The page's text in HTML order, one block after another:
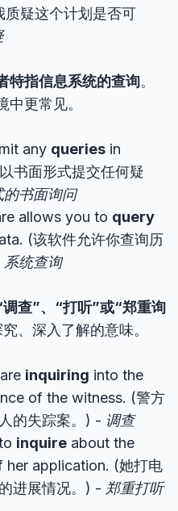
疑这个计划是否可
特指信息系统的查询。
中更常见。
any queries in
书面形式提交任何疑
的书面询问
allows you to query
(该软件允许你查询历
系统查询
查”、“打听”或“郑重询
、深入了解的意味。
inquiring into the
of the witness. (警方
的失踪案。) - 调查
inquire about the
her application. (她打电
进展情况。) - 郑重打听